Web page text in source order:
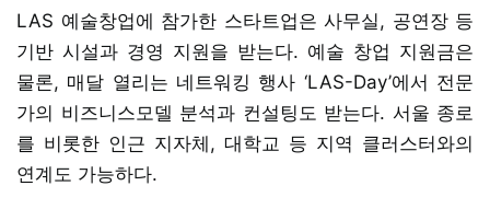
LAS 예술창업에 참가한 스타트업은 사무실, 공연장 등
기반 시설과 경영 지원을 받는다. 예술 창업 지원금은
물론, 매달 열리는 네트워킹 행사 ‘LAS-Day’에서 전문
가의 비즈니스모델 분석과 컨설팅도 받는다. 서울 종로
를 비롯한 인근 지자체, 대학교 등 지역 클러스터와의
연계도 가능하다.